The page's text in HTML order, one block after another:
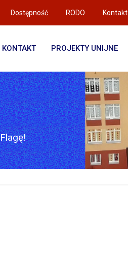
Dostępność RODO Kontakt
KONTAKT PROJEKTY UNIJNE